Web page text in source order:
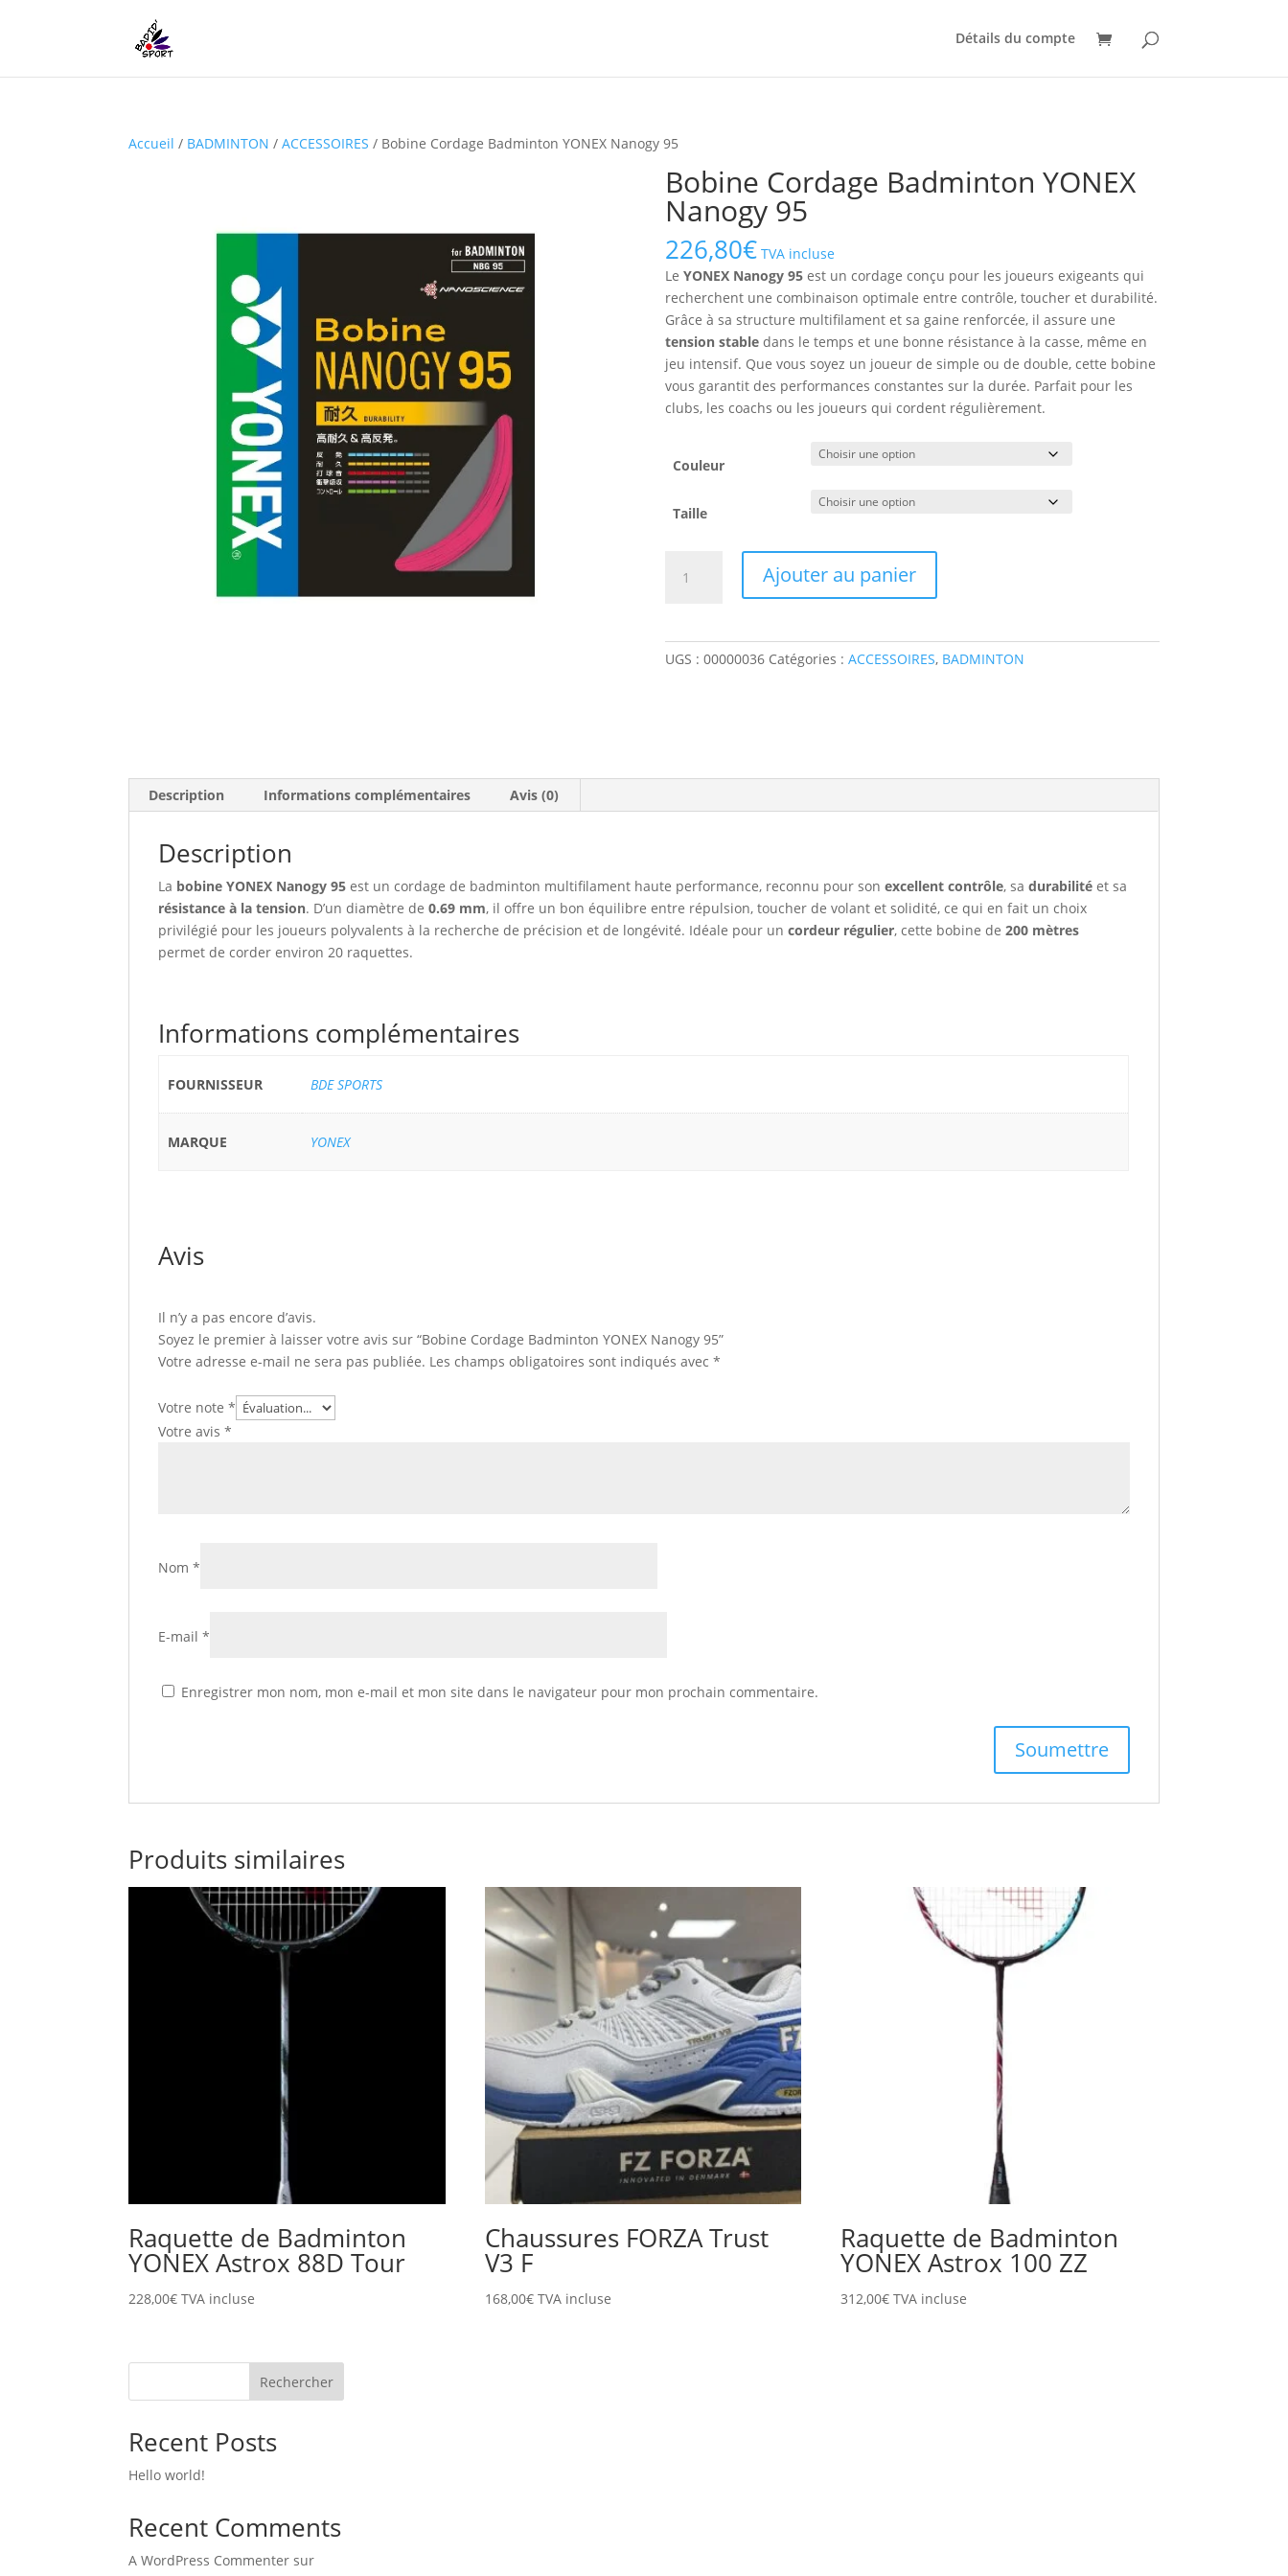
Détails du compte
Accueil / BADMINTON /ACCESSOIRES / Bobine Cordage Badminton YONEX Nanogy 95
Bobine Cordage Badminton YONEX
Nanogy 95
226,80€ TVA incluse
Le YONEX Nanogy 95est un cordage conçu pour les joueurs exigeants qui
recherchent une combinaison optimale entre contrôle, toucher et durabilité.
Grâce à sa structure multifilament et sa gaine renforcée, il assure une
tension stabledans le temps et une bonne résistance à la casse, même en
jeu intensif. Que vous soyez un joueur de simple ou de double, cette bobine
vous garantit des performances constantes sur la durée. Parfait pour les
clubs, les coachs ou les joueurs qui cordent régulièrement.
Couleur
Taille
Ajouter au panier
UGS : 00000036 Catégories : ACCESSOIRES, BADMINTON
Description Informations complémentaires Avis (0)
Description
La bobine YONEX Nanogy 95 est un cordage de badminton multifilament haute performance, reconnu pour sonexcellent contrôle, sadurabilité et sa
résistance à la tension. D’un diamètre de0.69 mm, il offre un bon équilibre entre répulsion, toucher de volant et solidité, ce qui en fait un choix
privilégié pour les joueurs polyvalents à la recherche de précision et de longévité. Idéale pour uncordeur régulier, cette bobine de200 mètres
permet de corder environ 20 raquettes.
Informations complémentaires
FOURNISSEUR BDE SPORTS
MARQUE YONEX
Avis
Il n’y a pas encore d’avis.
Soyez le premier à laisser votre avis sur “Bobine Cordage Badminton YONEX Nanogy 95”
Votre adresse e-mail ne sera pas publiée. Les champs obligatoires sont indiqués avec*
Votre note*
Votre avis*
Nom*
E-mail*
Enregistrer mon nom, mon e-mail et mon site dans le navigateur pour mon prochain commentaire.
Produits similaires
Raquette de Badminton
YONEX Astrox 88D Tour
228,00€ TVA incluse
Chaussures FORZA Trust
V3 F
168,00€ TVA incluse
Raquette de Badminton
YONEX Astrox 100 ZZ
312,00€ TVA incluse
Rechercher
Recent Posts
Hello world!
Recent Comments
A WordPress Commenter sur